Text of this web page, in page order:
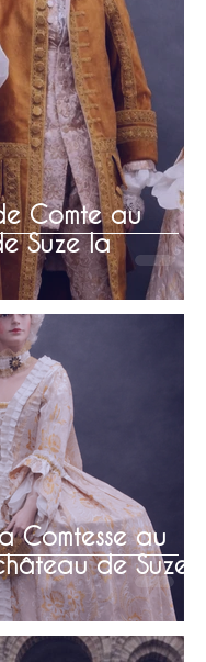
Comte au
Suze la
Comtesse au
de Suze